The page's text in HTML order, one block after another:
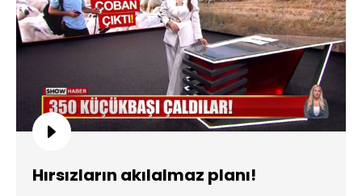
Hırsızların akılalmaz planı!